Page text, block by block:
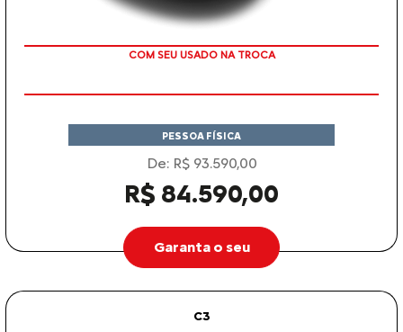
TAXA 0 %
PESSOA FÍSICA
De: R$ 93.590,00
R$ 84.590,00
Garanta o seu
C3